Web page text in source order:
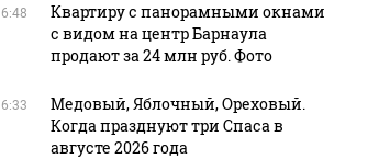
6:48
Квартиру с панорамными окнами
с видом на центр Барнаула
продают за 24 млн руб. Фото
6:33
Медовый, Яблочный, Ореховый.
Когда празднуют три Спаса в
августе 2026 года